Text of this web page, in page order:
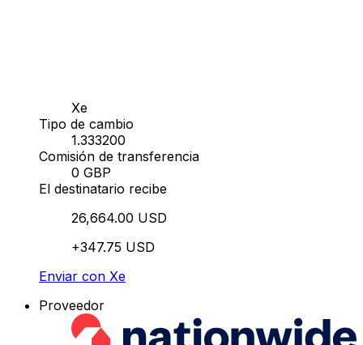
Xe
Tipo de cambio
1.333200
Comisión de transferencia
0 GBP
El destinatario recibe
26,664.00 USD
+347.75 USD
Enviar con Xe
Proveedor